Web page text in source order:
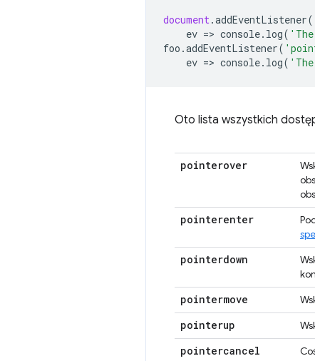
document.addEventListener(
ev => console. log(
foo .addEventListener(
ev => console. log(
Oto lista wszystkich
pointerover
pointerenter
pointerdown
pointermove
pointerup
pointercancel